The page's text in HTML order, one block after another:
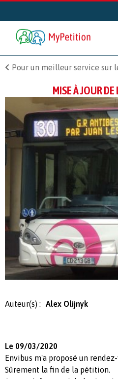
Pour un meilleur service sur
MISE À JOUR
Auteur(s) : Alex Olijnyk
Le 09/03/2020
Envibus m'a proposé un
Sûrement la fin de la pétition.